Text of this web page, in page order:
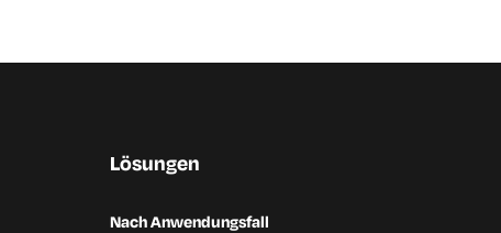
Lösungen
Nach Anwendungsfall